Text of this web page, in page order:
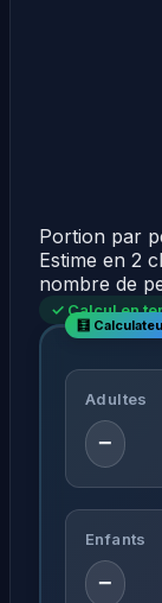
Portion par
Estime en 2
nombre de
✓ Calcul en
Adultes
−
Enfants
−